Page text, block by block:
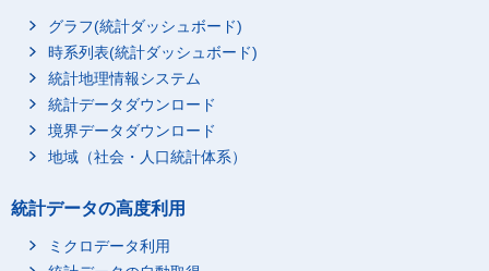
グラフ(統計ダッシュボード)
時系列表(統計ダッシュボード)
統計地理情報システム
統計データダウンロード
境界データダウンロード
地域（社会・人口統計体系）
統計データの高度利用
ミクロデータ利用